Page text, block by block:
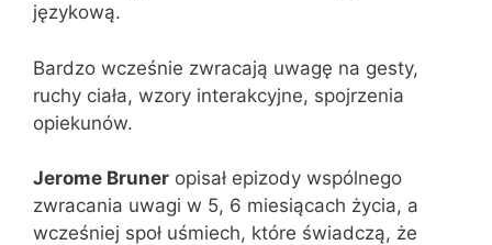
językową.
Bardzo wcześnie zwracają uwagę na gesty,
ruchy ciała, wzory interakcyjne, spojrzenia
opiekunów.
Jerome Bruner opisał epizody wspólnego
zwracania uwagi w 5, 6 miesiącach życia, a
wcześniej społ uśmiech, które świadczą, że